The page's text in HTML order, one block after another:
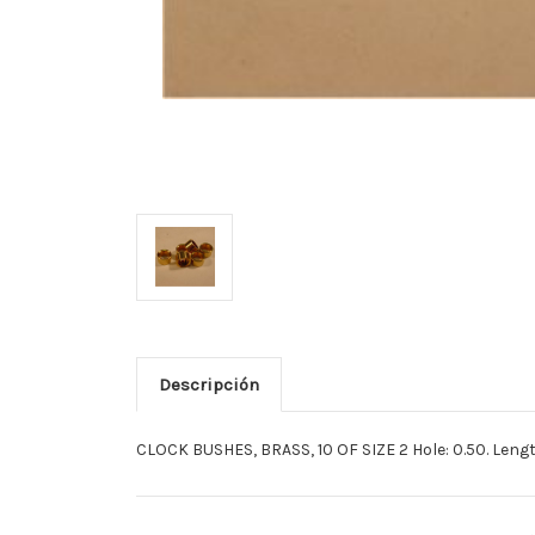
Descripción
CLOCK BUSHES, BRASS, 10 OF SIZE 2 Hole: 0.50.